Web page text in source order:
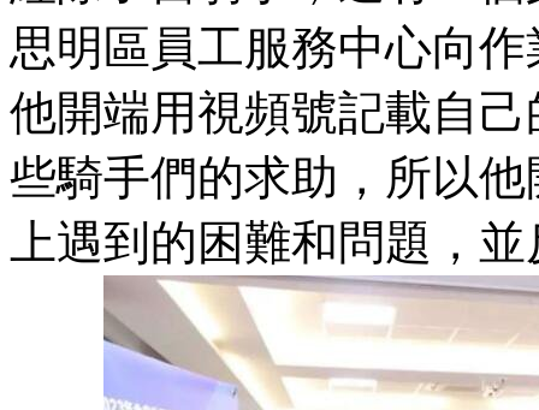
思明區員工服務中心向
他開端用視頻號記載自
些騎手們的求助，所以
上遇到的困難和問題，